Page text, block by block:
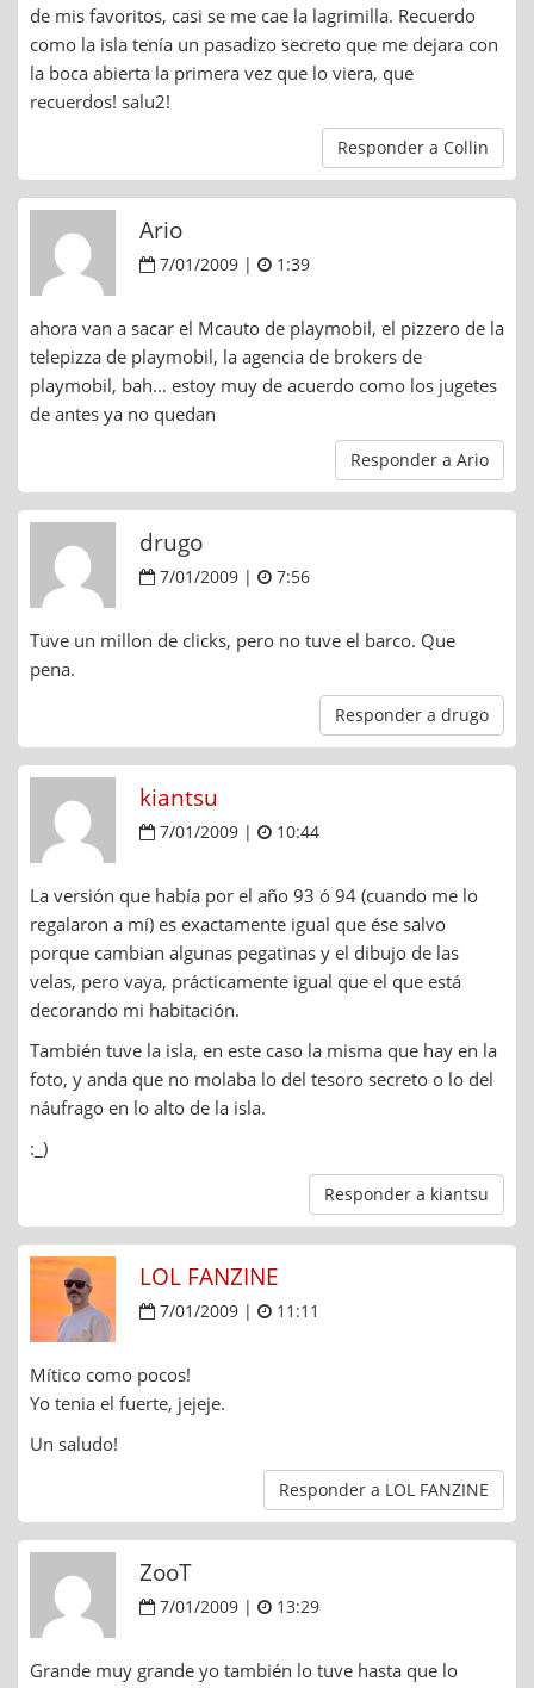
de mis favoritos, casi se me cae la lagrimilla. Recuerdo
como la isla tenía un pasadizo secreto que me dejara con
la boca abierta la primera vez que lo viera, que
recuerdos! salu2!
Responder a Collin
Ario
7/01/2009 | 1:39
ahora van a sacar el Mcauto de playmobil, el pizzero de la
telepizza de playmobil, la agencia de brokers de
playmobil, bah… estoy muy de acuerdo como los jugetes
de antes ya no quedan
Responder a Ario
drugo
7/01/2009 | 7:56
Tuve un millon de clicks, pero no tuve el barco. Que
pena.
Responder a drugo
kiantsu
7/01/2009 | 10:44
La versión que había por el año 93 ó 94 (cuando me lo
regalaron a mí) es exactamente igual que ése salvo
porque cambian algunas pegatinas y el dibujo de las
velas, pero vaya, prácticamente igual que el que está
decorando mi habitación.
También tuve la isla, en este caso la misma que hay en la
foto, y anda que no molaba lo del tesoro secreto o lo del
náufrago en lo alto de la isla.
:_)
Responder a kiantsu
LOL FANZINE
7/01/2009 | 11:11
Mítico como pocos!
Yo tenia el fuerte, jejeje.
Un saludo!
Responder a LOL FANZINE
ZooT
7/01/2009 | 13:29
Grande muy grande yo también lo tuve hasta que lo